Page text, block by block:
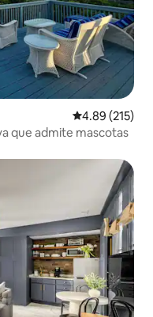
Calificación
4.89 (215)
que admite mascotas